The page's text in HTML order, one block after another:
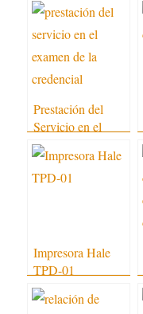
tarifas?
Prestación del
Servicio en el
Examen de la
Credencial
Impresora Hale
TPD-01